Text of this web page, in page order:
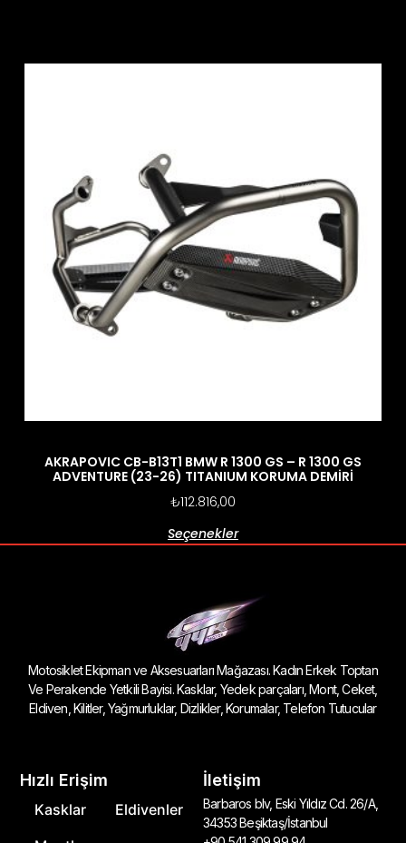
AKRAPOVIC CB-B13T1 BMW R 1300 GS – R 1300 GS
ADVENTURE (23-26) TITANIUM KORUMA DEMİRİ
₺112.816,00
Seçenekler
Motosiklet Ekipman ve Aksesuarları Mağazası. Kadın Erkek Toptan
Ve Perakende Yetkili Bayisi. Kasklar, Yedek parçaları, Mont, Ceket,
Eldiven, Kilitler, Yağmurluklar, Dizlikler, Korumalar, Telefon Tutucular
Hızlı Erişim
Kasklar
Eldivenler
İletişim
Barbaros blv, Eski Yıldız Cd. 26/A,
34353 Beşiktaş/İstanbul